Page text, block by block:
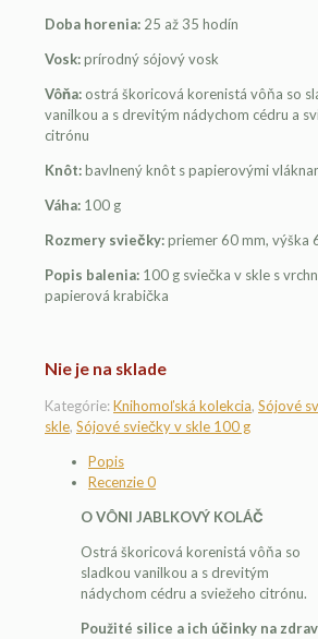
Doba horenia: 25 až 35 hodín
Vosk:prírodný sójový vosk
Vôňa: ostrá škoricová korenistá vôňa so
vanilkou a s drevitým nádychom cédru a
citrónu
Knôt:bavlnený knôt s papierovými
Váha: 100 g
Rozmery sviečky:priemer 60 mm, výška
Popis balenia: 100 g sviečka v skle s
papierová krabička
Nie je na sklade
Kategórie:Knihomoľská kolekcia, Sójové
skle, Sójové sviečky v skle 100 g
Popis
Recenzie0
O VÔNI JABLKOVÝ KOLÁČ
Ostrá škoricová korenistá vôňa so
sladkou vanilkou a s drevitým
nádychom cédru a sviežeho citrónu.
Použité silice a ich účinky na